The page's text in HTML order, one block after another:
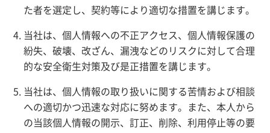
た者を選定し、契約等により適切な措置を講じます。
当社は、個人情報への不正アクセス、個人情報保護の
紛失、破壊、改ざん、漏洩などのリスクに対して合理
的な安全衛生対策及び是正措置を講じます。
当社は、個人情報の取り扱いに関する苦情および相談
への適切かつ迅速な対応に努めます。また、本人から
の当該個人情報の開示、訂正、削除、利用停止等の要